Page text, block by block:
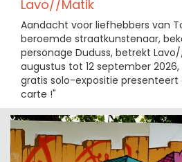
Lavo//Matik
Aandacht voor liefhebbers van
beroemde straatkunstenaar,
personage Duduss, betrekt
augustus tot 12 september
gratis solo-expositie presenteert
carte !"